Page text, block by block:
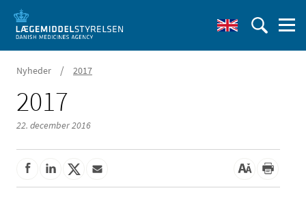
Nyheder / 2017
2017
22. december 2016